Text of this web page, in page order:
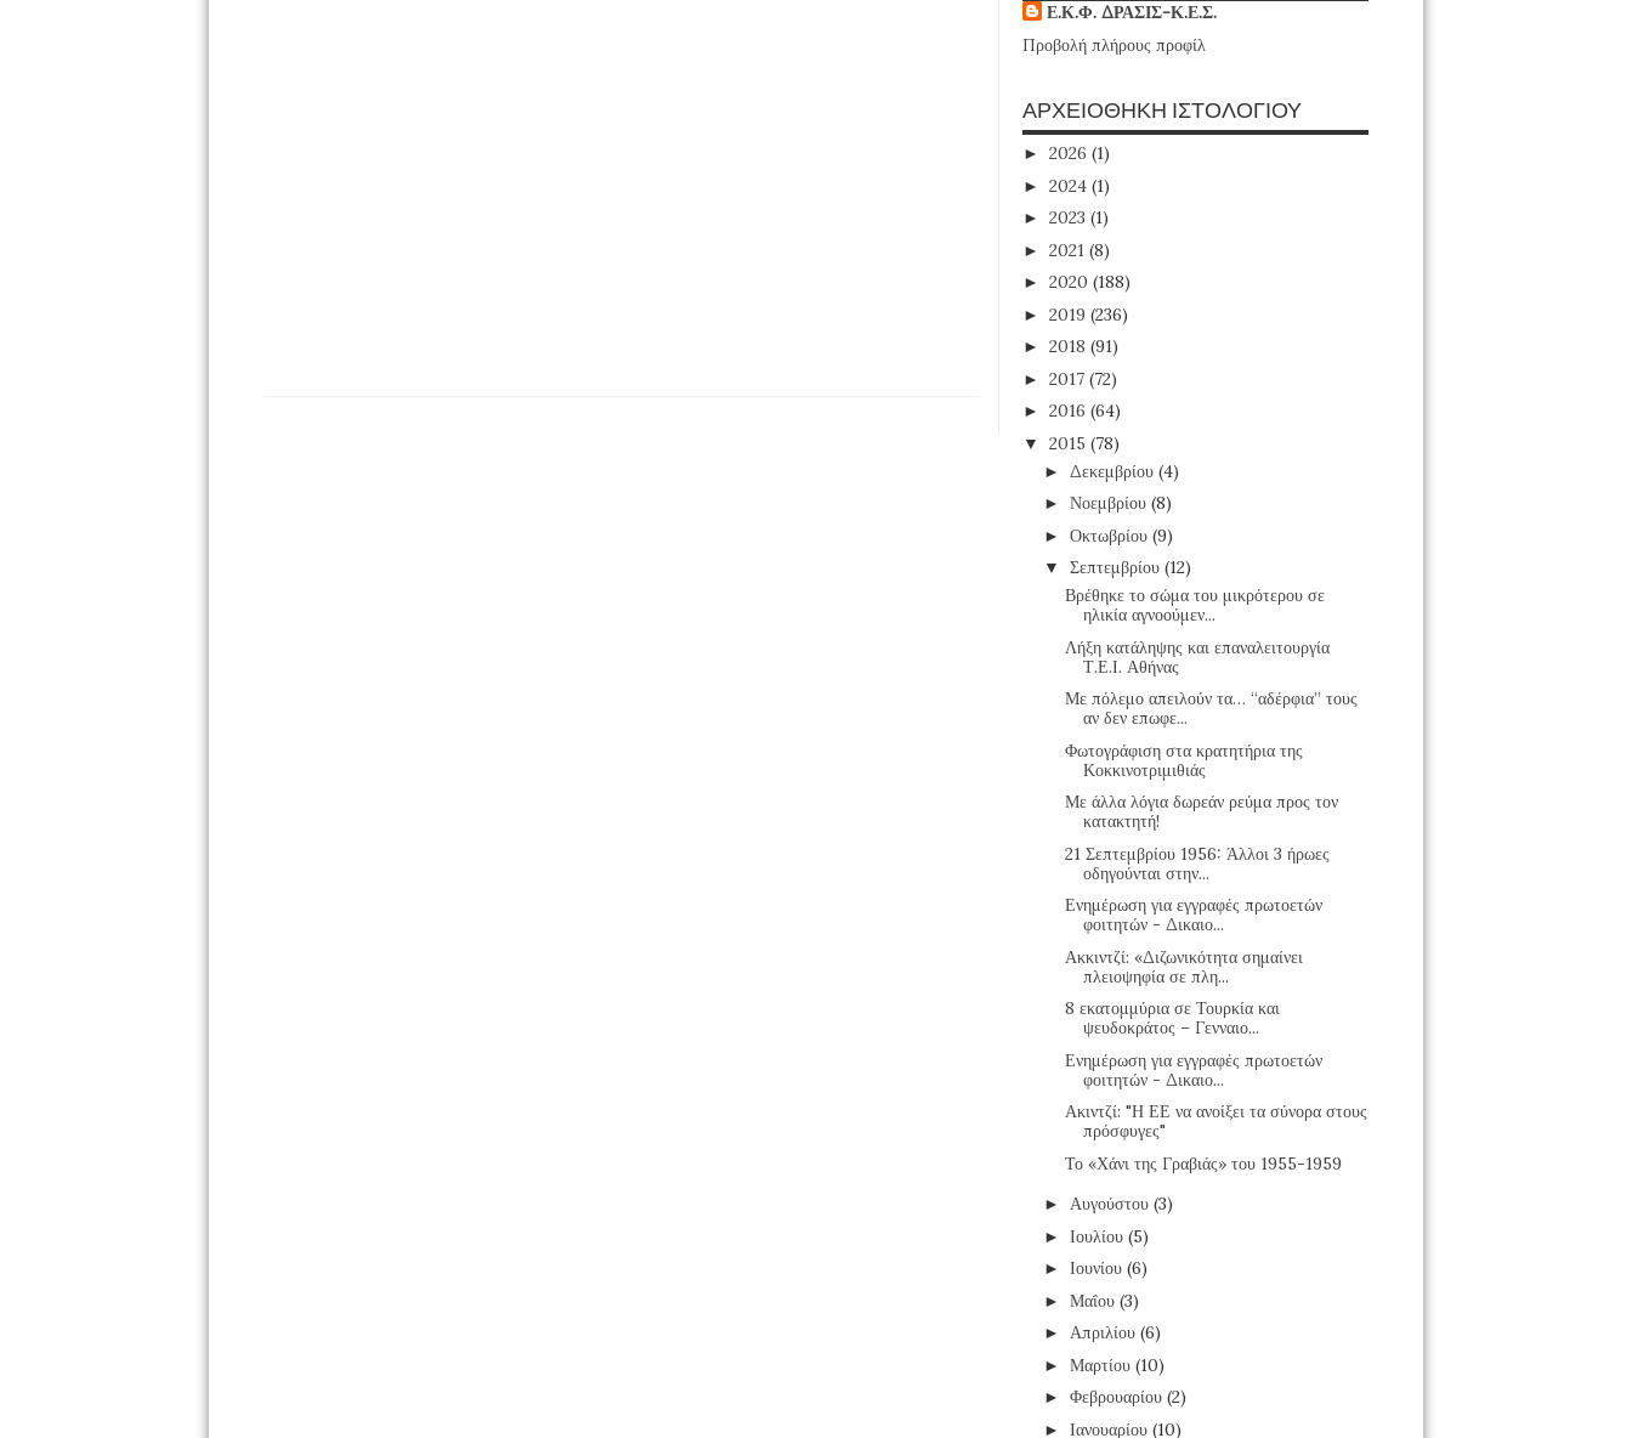
Ε.Κ.Φ. ΔΡΑΣΙΣ-Κ.Ε.Σ.
Προβολή πλήρους προφίλ
ΑΡΧΕΙΟΘΗΚΗ ΙΣΤΟΛΟΓΙΟΥ
► 2026 (1)
► 2024 (1)
► 2023 (1)
► 2021 (8)
► 2020 (188)
► 2019 (236)
► 2018 (91)
► 2017 (72)
► 2016 (64)
▼ 2015 (78)
► Δεκεμβρίου (4)
► Νοεμβρίου (8)
► Οκτωβρίου (9)
▼ Σεπτεμβρίου (12)
Βρέθηκε το σώμα του μικρότερου σε
ηλικία αγνοούμεν...
Λήξη κατάληψης και επαναλειτουργία
Τ.Ε.Ι. Αθήνας
Με πόλεμο απειλούν τα… “αδέρφια” τους
αν δεν επωφε...
Φωτογράφιση στα κρατητήρια της
Κοκκινοτριμιθιάς
Με άλλα λόγια δωρεάν ρεύμα προς τον
κατακτητή!
21 Σεπτεμβρίου 1956: Άλλοι 3 ήρωες
οδηγούνται στην...
Ενημέρωση για εγγραφές πρωτοετών
φοιτητών - Δικαιο...
Ακκιντζί: «Διζωνικότητα σημαίνει
πλειοψηφία σε πλη...
8 εκατομμύρια σε Τουρκία και
ψευδοκράτος – Γενναιο...
Ενημέρωση για εγγραφές πρωτοετών
φοιτητών - Δικαιο...
Ακιντζί: "Η ΕΕ να ανοίξει τα σύνορα στους
πρόσφυγες"
Το «Χάνι της Γραβιάς» του 1955-1959
► Αυγούστου (3)
► Ιουλίου (5)
► Ιουνίου (6)
► Μαΐου (3)
► Απριλίου (6)
► Μαρτίου (10)
► Φεβρουαρίου (2)
► Ιανουαρίου (10)